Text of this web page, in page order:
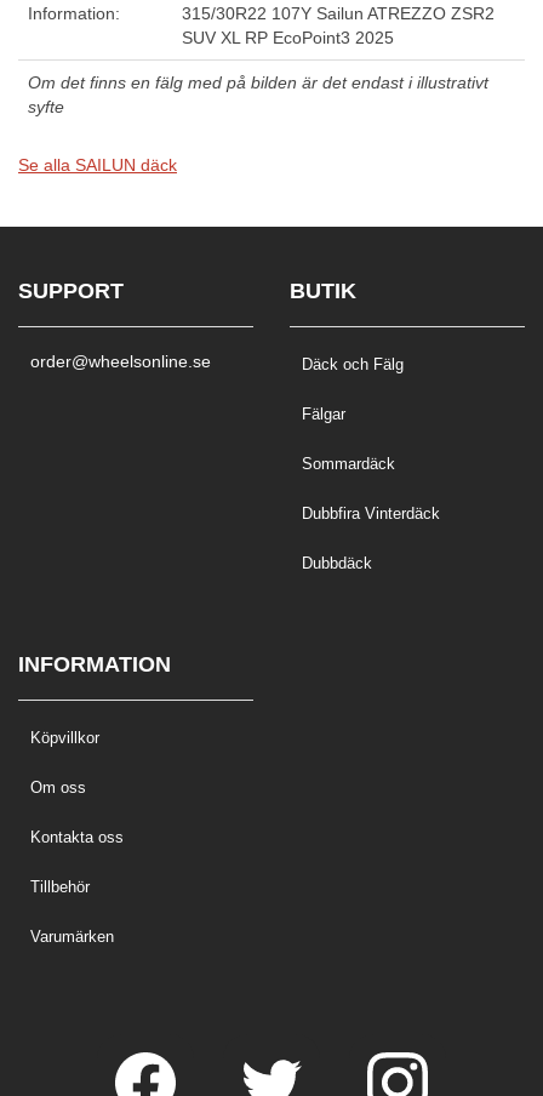
Information:
315/30R22 107Y Sailun ATREZZO ZSR2
SUV XL RP EcoPoint3 2025
Om det finns en fälg med på bilden är det endast i illustrativt
syfte
Se alla SAILUN däck
SUPPORT
order@wheelsonline.se
BUTIK
Däck och Fälg
Fälgar
Sommardäck
Dubbfira Vinterdäck
Dubbdäck
INFORMATION
Köpvillkor
Om oss
Kontakta oss
Tillbehör
Varumärken